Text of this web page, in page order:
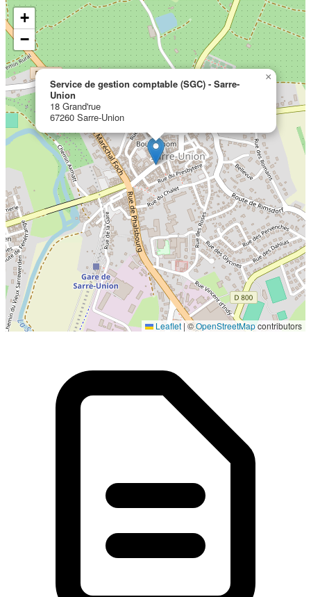
Localisation en cours...
Service de gestion comptable (SGC) - Sarre-
Union
18 Grand'rue
67260 Sarre-Union
×
+
−
Leaflet |©OpenStreetMapcontributors